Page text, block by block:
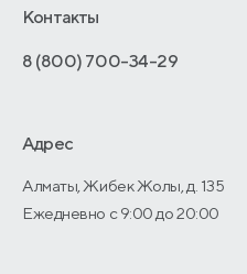
Отзывы покупателей
Адреса магазинов
Договор-оферты
Отельерам
Контакты
8 (800) 700-34-29
Адрес
Алматы, Жибек Жолы, д. 135
Ежедневно с 9:00 до 20:00